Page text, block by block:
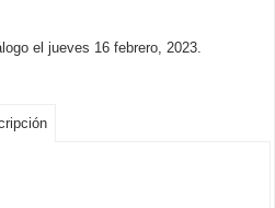
el jueves 16 febrero, 2023.